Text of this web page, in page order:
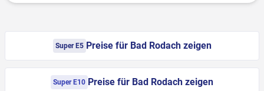
Super E5 Preise für Bad Rodach zeigen
Super E10 Preise für Bad Rodach zeigen